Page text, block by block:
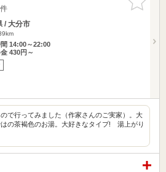
りに追加
/ 大分市
14:00～22:00
430円～
で行ってみました（作家さんのご実家）。大
の茶褐色のお湯。大好きなタイプ! 湯上がり